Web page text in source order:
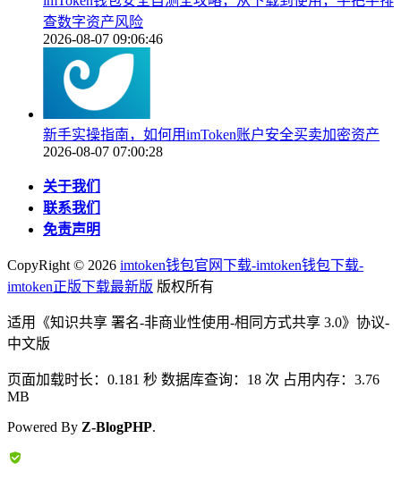
查数字资产风险
2026-08-07 09:06:46
新手实操指南，如何用imToken账户安全买卖加密资产
2026-08-07 07:00:28
关于我们
联系我们
免责声明
CopyRight © 2026 imtoken钱包官网下载-imtoken钱包下载-
imtoken正版下载最新版 版权所有
适用《知识共享 署名-非商业性使用-相同方式共享 3.0》协议-
中文版
页面加载时长：0.181 秒 数据库查询：18 次 占用内存：3.76
MB
Powered By Z-BlogPHP.